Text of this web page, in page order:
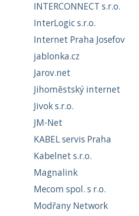
INTERCONNECT s.r.o.
InterLogic s.r.o.
Internet Praha Josefov
jablonka.cz
Jarov.net
Jihoměstský internet
Jivok s.r.o.
JM-Net
KABEL servis Praha
Kabelnet s.r.o.
Magnalink
Mecom spol. s r.o.
Modřany Network